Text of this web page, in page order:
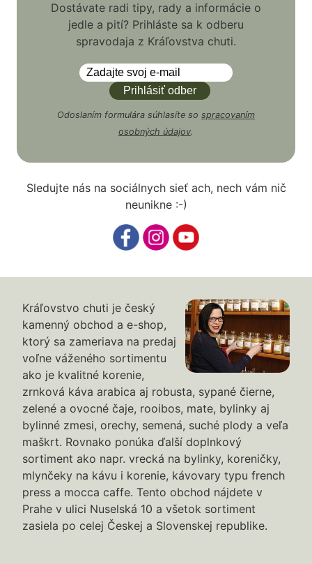
Dostávate radi tipy, rady a informácie o
jedle a pití? Prihláste sa k odberu
spravodaja z Kráľovstva chuti.
Odoslaním formulára súhlasíte so spracovaním
osobných údajov.
Sledujte nás na sociálnych sieť ach, nech vám nič
neunikne :-)
Kráľovstvo chuti je český
kamenný obchod a e-shop,
ktorý sa zameriava na predaj
voľne váženého sortimentu
ako je kvalitné korenie,
zrnková káva arabica aj robusta, sypané čierne,
zelené a ovocné čaje, rooibos, mate, bylinky aj
bylinné zmesi, orechy, semená, suché plody a veľa
maškrt. Rovnako ponúka ďalší doplnkový
sortiment ako napr. vrecká na bylinky, koreničky,
mlynčeky na kávu i korenie, kávovary typu french
press a mocca caffe. Tento obchod nájdete v
Prahe v ulici Nuselská 10 a všetok sortiment
zasiela po celej Českej a Slovenskej republike.